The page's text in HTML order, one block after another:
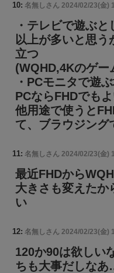
10: 名無しさん 2024/02/23(金)
・テレビで遊ぶ
以上が多いと思う
立つ
(WQHD,4Kのゲー
・PCモニタで遊
PCならFHDでもよ
他用途で使うと
て、ブラウジング
11: 名無しさん 2024/02/23(金)
最近FHDから
大きさも変えたか
い
12: 名無しさん 2024/02/23(金)
120か90は欲しい
ちも大事だしな